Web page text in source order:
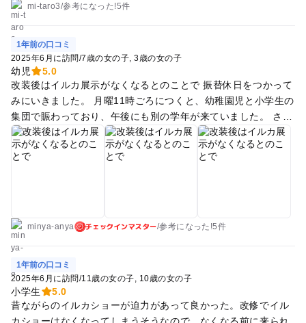
でなければ水族館の前後で区民公園で遊ぶのも良いなと思いま
mi-taro3/参考に なった!5件
1年前の口コミ
2025年6月に訪問/7歳の女の子 3歳の女の子
幼児
5.0
改装後はイルカ展示がなくなるとのことで 振替休日をつかって
みにいきました。 月曜11時ごろにつくと、幼稚園児と小学生の
集団で賑わっており、午後にも別の学年が来ていました。 さら
っと見れば30分で回れそうな広さのなかに展示がギュッと詰ま
っています。 イルカショーはほぼ屋根なしの屋外、荷物での場
所取り・おやつは厳禁なので待ってる時間が結構辛いですが 下
寝ている子がいてそれぞれ楽しめました。 猫じゃらして遊んで
ったです。 ランチは出てすぐの提携（？）レストランでいただ
きました。 ドリンクバーつきで種類が多いです。 ショーの後
はレストランも混んで並んでいました。 早めの時間に入るとデ
ザートの割引がありました。 アソビューの電子チケットでした
minya-anya チェックインマスター/参考に なった!5件
1年前の口コミ
2025年6月に訪問/11歳の女の子 10歳の女の子
小学生
5.0
昔ながらのイルカショーが迫力があって良かった。改修でイル